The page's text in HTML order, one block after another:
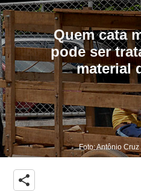
Quem cata
pode ser
material
Foto: Antônio
share